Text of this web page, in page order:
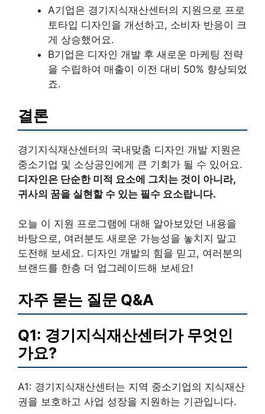
A기업은 경기지식재산센터의 지원으로 프로
토타입 디자인을 개선하고, 소비자 반응이 크
게 상승했어요.
B기업은 디자인 개발 후 새로운 마케팅 전략
을 수립하여 매출이 이전 대비 50% 향상되었
죠.
결론
경기지식재산센터의 국내맞춤 디자인 개발 지원은
중소기업 및 소상공인에게 큰 기회가 될 수 있어요.
디자인은 단순한 미적 요소에 그치는 것이 아니라,
귀사의 꿈을 실현할 수 있는 필수 요소랍니다.
오늘 이 지원 프로그램에 대해 알아보았던 내용을
바탕으로, 여러분도 새로운 가능성을 놓치지 말고
도전해 보세요. 디자인 개발의 힘을 믿고, 여러분의
브랜드를 한층 더 업그레이드해 보세요!
자주 묻는 질문 Q&A
Q1: 경기지식재산센터가 무엇인
가요?
A1: 경기지식재산센터는 지역 중소기업의 지식재산
권을 보호하고 사업 성장을 지원하는 기관입니다.